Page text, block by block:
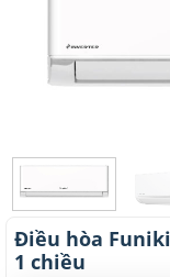
Điều hòa
1 chiều